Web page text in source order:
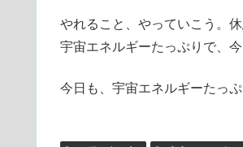
やれること、やっていこう。
宇宙エネルギーたっぷりで、
今日も、宇宙エネルギーたっ